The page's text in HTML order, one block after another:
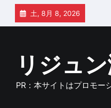
Skip
content
土, 8月 8, 2026
リジュ
PR：本サイトはプロモー